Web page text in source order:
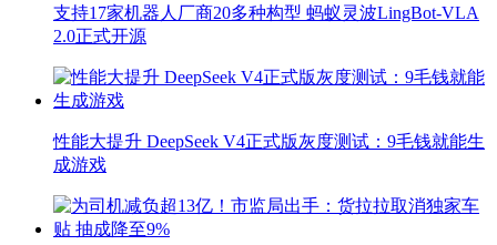
支持17家机器人厂商20多种构型 蚂蚁灵波LingBot-VLA
2.0正式开源
性能大提升 DeepSeek V4正式版灰度测试：9毛钱就能生
成游戏